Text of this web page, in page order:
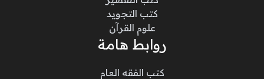
كتب التجويد
علوم القرآن
روابط هامة
كتب الفقه العام